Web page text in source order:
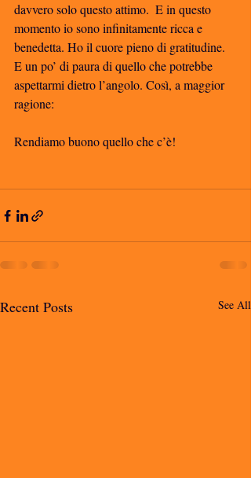
davvero solo questo attimo.  E in questo
momento io sono infinitamente ricca e
benedetta. Ho il cuore pieno di gratitudine.
E un po’ di paura di quello che potrebbe
aspettarmi dietro l’angolo. Così, a maggior
ragione:
Rendiamo buono quello che c’è!
Recent Posts See All